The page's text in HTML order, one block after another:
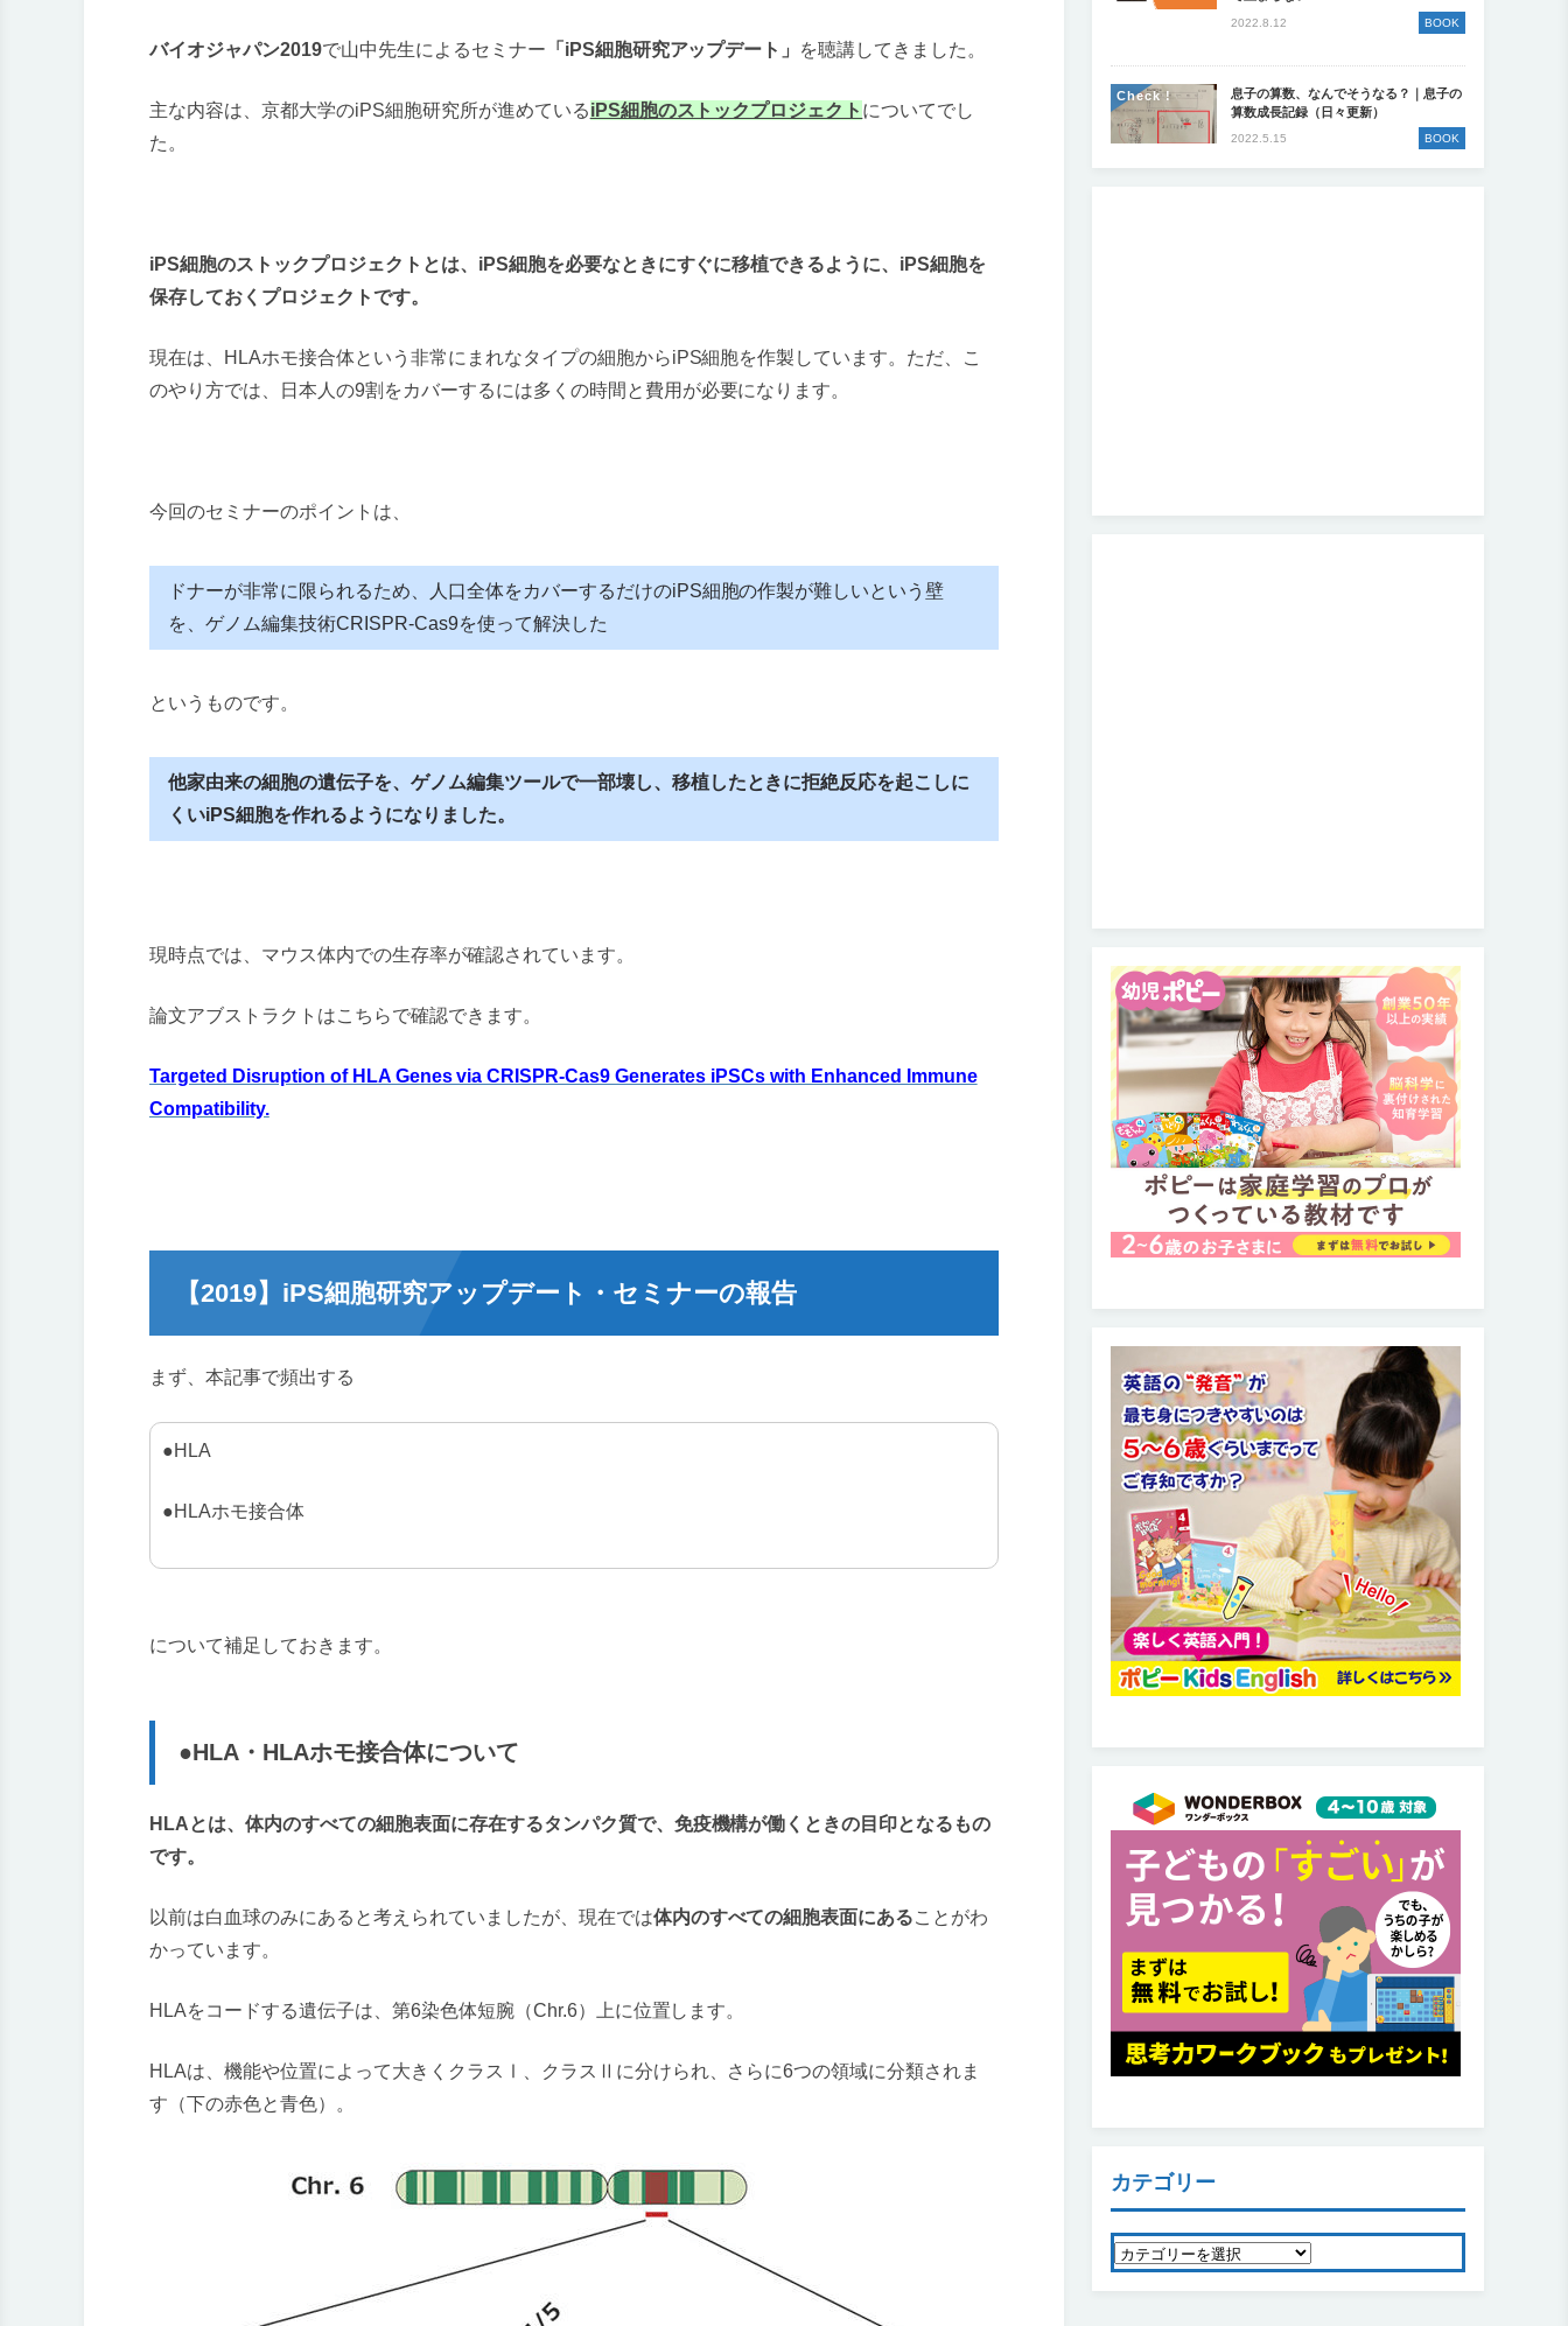
バイオジャパン2019で山中先生によるセミナー 「iPS細胞研究アップデート」 を聴講してきました。
主な内容は、京都大学のiPS細胞研究所が進めているiPS細胞のストックプロジェクト についてでし
た。
iPS細胞のストックプロジェクトとは、iPS細胞を必要なときにすぐに移植できるように、iPS細胞を
保存しておくプロジェクトです。
現在は、HLAホモ接合体という非常にまれなタイプの細胞からiPS細胞を作製しています。ただ、こ
のやり方では、日本人の9割をカバーするには多くの時間と費用が必要になります。
今回のセミナーのポイントは、
ドナーが非常に限られるため、人口全体をカバーするだけのiPS細胞の作製が難しいという壁
を、ゲノム編集技術CRISPR-Cas9を使って解決した
というものです。
他家由来の細胞の遺伝子を、ゲノム編集ツールで一部壊し、移植したときに拒絶反応を起こしに
くいiPS細胞を作れるようになりました。
現時点では、マウス体内での生存率が確認されています。
論文アブストラクトはこちらで確認できます。
Targeted Disruption of HLA Genes via CRISPR-Cas9 Generates iPSCs with Enhanced Immune
Compatibility.
【2019】iPS細胞研究アップデート・セミナーの報告
まず、本記事で頻出する
●HLA
●HLAホモ接合体
について補足しておきます。
●HLA・HLAホモ接合体について
HLAとは、体内のすべての細胞表面に存在するタンパク質で、免疫機構が働くときの目印となるもの
です。
以前は白血球のみにあると考えられていましたが、現在では体内のすべての細胞表面にあることがわ
かっています。
HLAをコードする遺伝子は、第6染色体短腕（Chr.6）上に位置します。
HLAは、機能や位置によって大きくクラスⅠ、クラスⅡに分けられ、さらに6つの領域に分類されま
す（下の赤色と青色）。
2022.8.12 BOOK
Check !
息子の算数、なんでそうなる？｜息子の
算数成長記録（日々更新）
2022.5.15 BOOK
カテゴリー
カ